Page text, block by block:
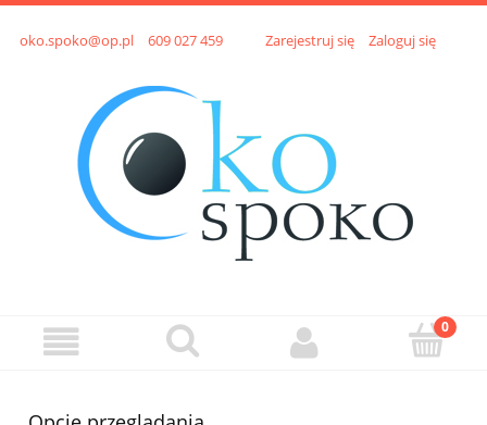
oko.spoko@op.pl 609 027 459 Zarejestruj się Zaloguj się